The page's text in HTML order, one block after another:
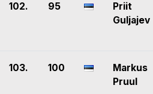
102. 95
Priit
Guljajev
103. 100
Markus
Pruul